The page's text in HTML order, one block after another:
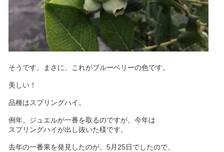
そうです。まさに、これがブルーベリーの色です。
美しい！
品種はスプリングハイ。
例年、ジュエルが一番を取るのですが、今年は
スプリングハイが出し抜いた様です。
去年の一番果を発見したのが、5月25日でしたので、